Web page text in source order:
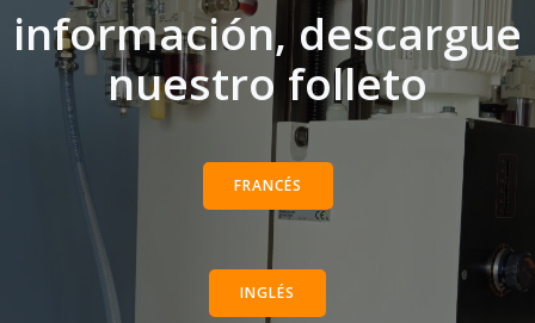
información, descargue
nuestro folleto
FRANCÉS
INGLÉS